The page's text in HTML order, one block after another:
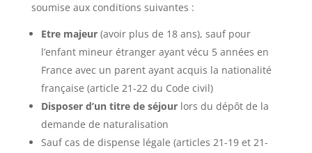
soumise aux conditions suivantes :
Etre majeur (avoir plus de 18 ans), sauf pour
l’enfant mineur étranger ayant vécu 5 années en
France avec un parent ayant acquis la nationalité
française (article 21-22 du Code civil)
Disposer d’un titre de séjour lors du dépôt de la
demande de naturalisation
Sauf cas de dispense légale (articles 21-19 et 21-